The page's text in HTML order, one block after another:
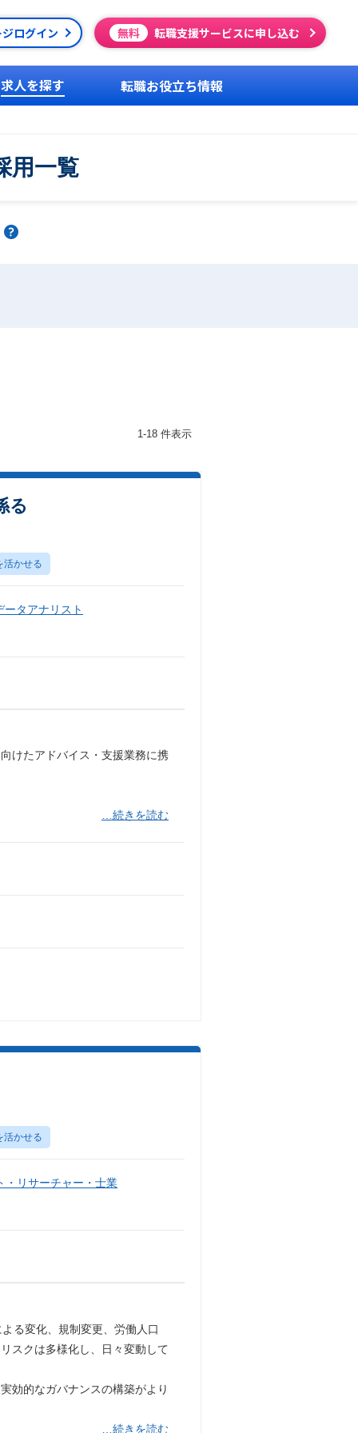
ログイン 無料 転職支援サービスに申し込む
求人を探す 転職お役立ち情報
用一覧
1-18 件表示
る
活かせる
タアナリスト
けたアドバイス・支援業務に携
…続きを読む
活かせる
・リサーチャー・士業
る変化、規制変更、労働人口
スクは多様化し、日々変動して
効的なガバナンスの構築がより
…続きを読む